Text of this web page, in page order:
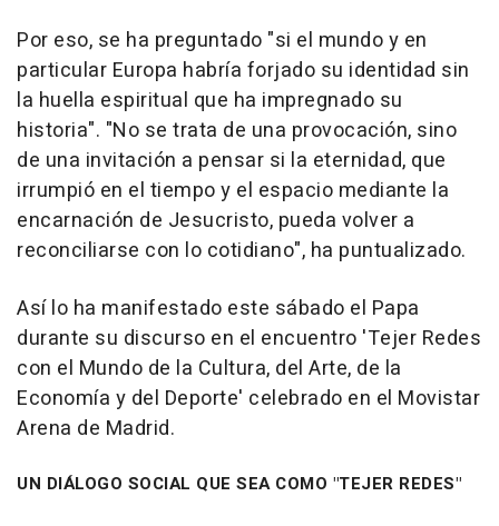
Por eso, se ha preguntado "si el mundo y en
particular Europa habría forjado su identidad sin
la huella espiritual que ha impregnado su
historia". "No se trata de una provocación, sino
de una invitación a pensar si la eternidad, que
irrumpió en el tiempo y el espacio mediante la
encarnación de Jesucristo, pueda volver a
reconciliarse con lo cotidiano", ha puntualizado.
Así lo ha manifestado este sábado el Papa
durante su discurso en el encuentro 'Tejer Redes
con el Mundo de la Cultura, del Arte, de la
Economía y del Deporte' celebrado en el Movistar
Arena de Madrid.
UN DIÁLOGO SOCIAL QUE SEA COMO "TEJER REDES"